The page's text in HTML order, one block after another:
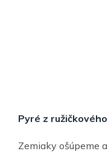
Pyré z
Zemiaky ošúpeme